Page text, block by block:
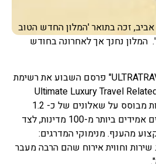
אביב, זכה בתואר 'המלון החדש הטוב
ביותר בעולם לשנת 2022'. המלון נחנך אך לאחרונה בחודש
מגזין תיירות היוקרה "ULTRATRAVEL" פרסם השבוע את רשימת
לשנת 2022. הדרוג בתחרות מבוסס על שאלונים של כ- 1.2
מיליון מנויי המגזין ומטיילים אמידים ביותר מ-100 מדינות, לצד
מהענף. מנימוקי המדרגים:
וחווית אירוח שהם הרבה מעבר